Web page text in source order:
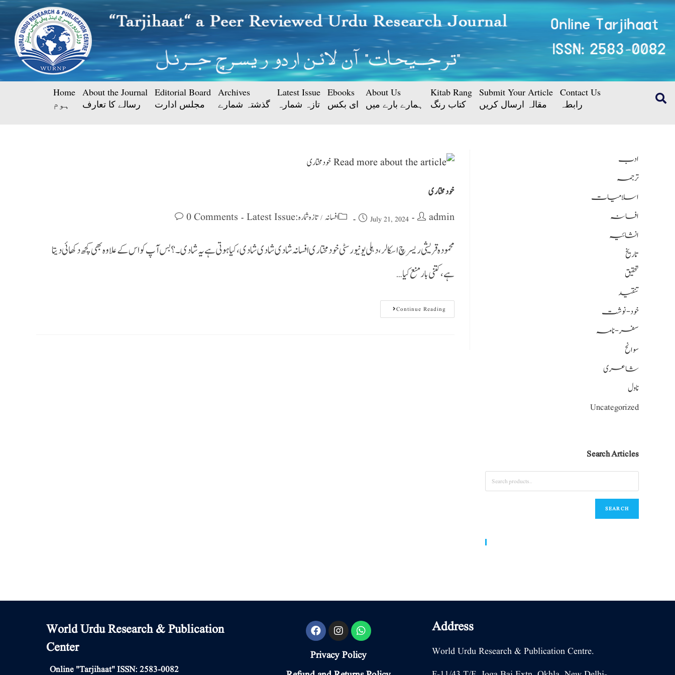
Home
ہوم
About the Journal
رسالے کا تعارف
Editorial Board
مجلس ادارت
Archives
گذشتہ شمارے
Latest Issue
تازہ شمارہ
Ebooks
ای بکس
About Us
ہمارے بارے میں
Kitab Rang
کتاب رنگ
Submit Your Article
مقالہ ارسال کریں
Contact Us
رابطہ
خود مختاری
admin
July 21, 2024 افسانہ / تازہ شمارہ : Latest Issue 0 Comments
محمودہ قریشی ریسرچ اسکالر ، دہلی یونیورسٹی خود مختاری افسانہ شادی شادی شادی،کیا ہوتی ہے یہ شادی۔؟بس آپ کو اس کے علاوہ بھی کچھ دکھائی دیتا
ہے،کتنی بار منع کیا…
Continue Reading
ادب
ترجمہ
اسلامیات
افسانہ
انشائیہ
تاریخ
تحقیق
تنقید
خود-نوشت
سفر-نامہ
سوانح
شاعری
ناول
Uncategorized
Search Articles
SEARCH
World Urdu Research & Publication
Center
Online "Tarjihaat" ISSN: 2583-0082
Privacy Policy
Address
World Urdu Research & Publication Centre.